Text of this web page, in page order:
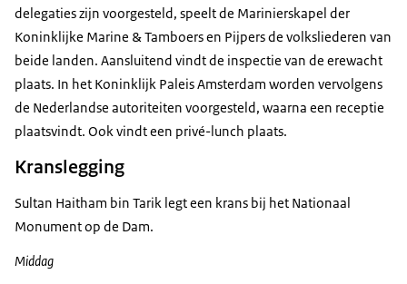
delegaties zijn voorgesteld, speelt de Marinierskapel der
Koninklijke Marine & Tamboers en Pijpers de volksliederen van
beide landen. Aansluitend vindt de inspectie van de erewacht
plaats. In het Koninklijk Paleis Amsterdam worden vervolgens
de Nederlandse autoriteiten voorgesteld, waarna een receptie
plaatsvindt. Ook vindt een privé-lunch plaats.
Kranslegging
Sultan Haitham bin Tarik legt een krans bij het Nationaal
Monument op de Dam.
Middag